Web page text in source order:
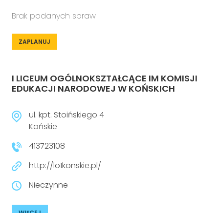
Brak podanych spraw
ZAPLANUJ
I LICEUM OGÓLNOKSZTAŁCĄCE IM KOMISJI
EDUKACJI NARODOWEJ W KOŃSKICH
ul. kpt. Stoińskiego 4
Końskie
413723108
http://lo1konskie.pl/
Nieczynne